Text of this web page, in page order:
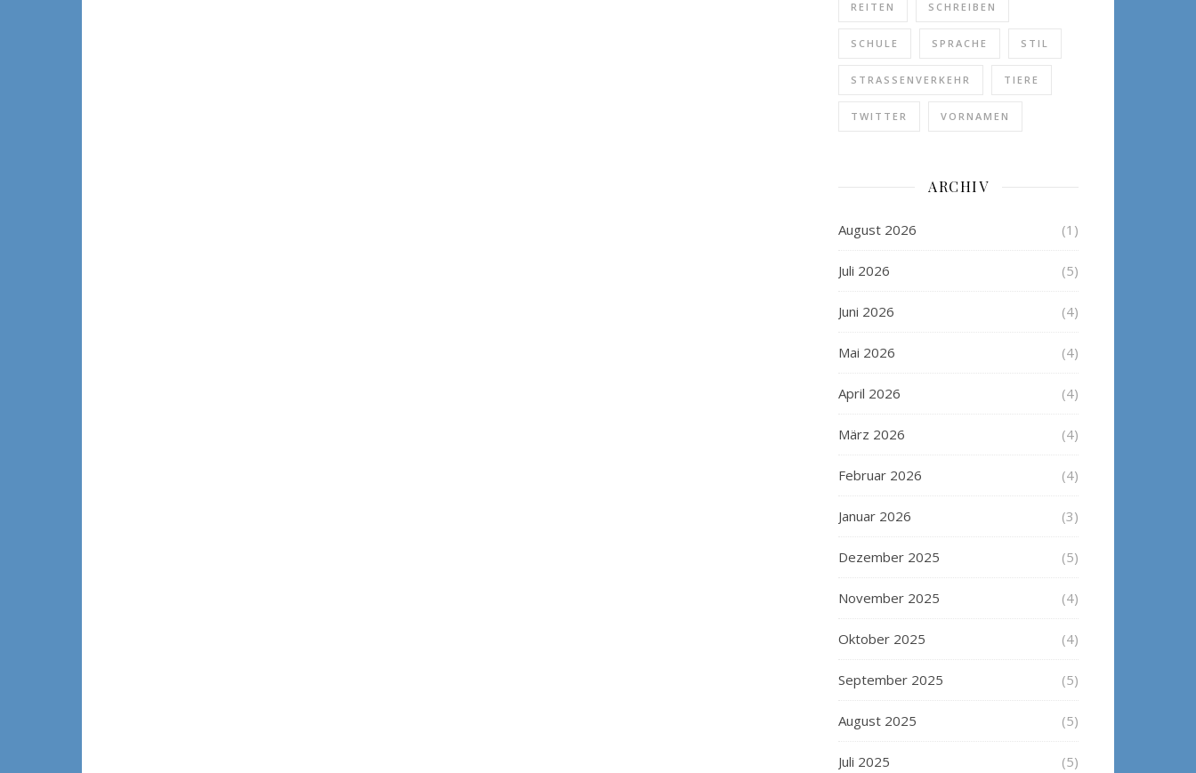
REITEN SCHREIBEN
SCHULE SPRACHE STIL
STRASSENVERKEHR TIERE
TWITTER VORNAMEN
ARCHIV
August 2026 (1)
Juli 2026 (5)
Juni 2026 (4)
Mai 2026 (4)
April 2026 (4)
März 2026 (4)
Februar 2026 (4)
Januar 2026 (3)
Dezember 2025 (5)
November 2025 (4)
Oktober 2025 (4)
September 2025 (5)
August 2025 (5)
Juli 2025 (5)